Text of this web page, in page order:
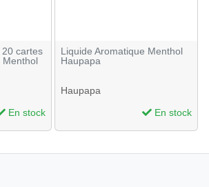
cartes
Menthol
En stock
Liquide Aromatique Menthol
Haupapa
Haupapa
En stock